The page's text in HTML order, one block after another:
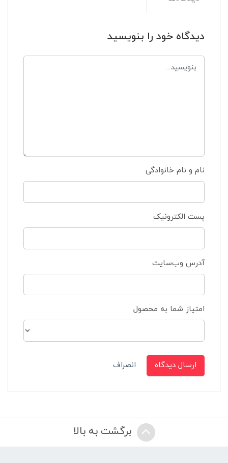
دیدگاه خود را بنویسید
نام و نام خانوادگی
پست الکترونیک
آدرس وب‌سایت
امتیاز شما به محصول
ارسال دیدگاه انصراف
برگشت به بالا